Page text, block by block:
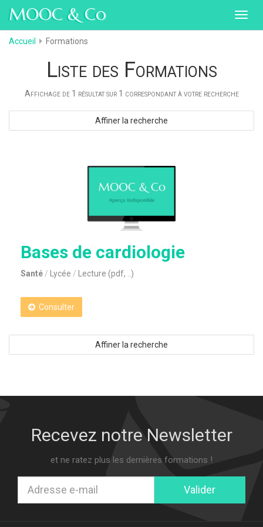
MOOC & Co
Accueil Formations
Liste des Formations
Affichage de 1 résultat sur 1 correspondant à votre recherche
Affiner la recherche
Bases de cardiologie
Santé Lycée Lecture (pdf, ..)
Consulter
Affiner la recherche
Recevez notre Newsletter
et ne ratez plus les dernières formations !
Valider